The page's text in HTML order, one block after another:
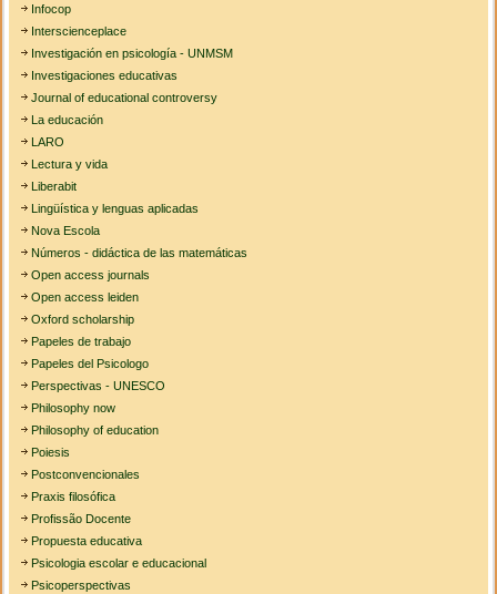
Infocop
Interscienceplace
Investigación en psicología - UNMSM
Investigaciones educativas
Journal of educational controversy
La educación
LARO
Lectura y vida
Liberabit
Lingüística y lenguas aplicadas
Nova Escola
Números - didáctica de las matemáticas
Open access journals
Open access leiden
Oxford scholarship
Papeles de trabajo
Papeles del Psicologo
Perspectivas - UNESCO
Philosophy now
Philosophy of education
Poiesis
Postconvencionales
Praxis filosófica
Profissão Docente
Propuesta educativa
Psicologia escolar e educacional
Psicoperspectivas